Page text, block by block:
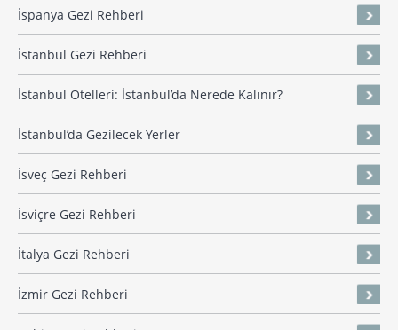
İspanya Gezi Rehberi
İstanbul Gezi Rehberi
İstanbul Otelleri: İstanbul’da Nerede Kalınır?
İstanbul’da Gezilecek Yerler
İsveç Gezi Rehberi
İsviçre Gezi Rehberi
İtalya Gezi Rehberi
İzmir Gezi Rehberi